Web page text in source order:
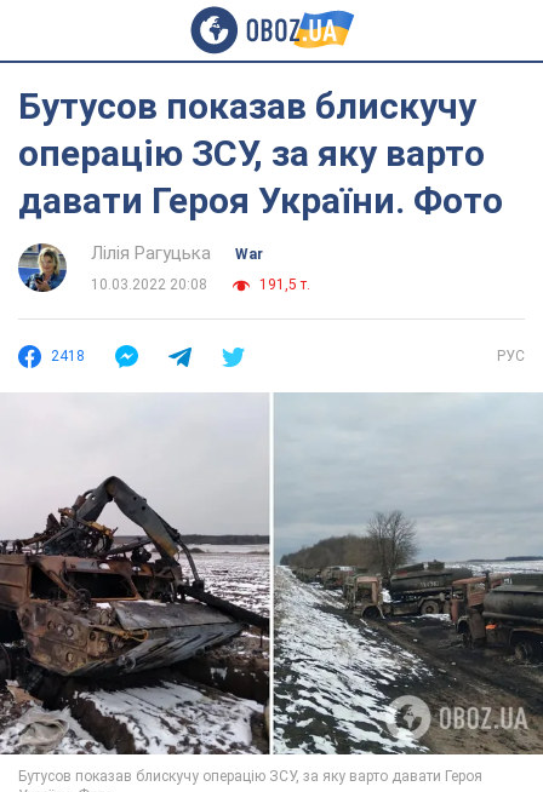
Бутусов показав блискучу
операцію ЗСУ, за яку варто
давати Героя України. Фото
Лілія Рагуцька
War
10.03.2022 20:08
191,5 т.
2418 РУС